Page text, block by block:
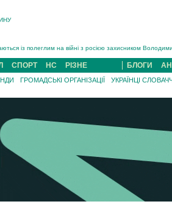
ТЦК на Закарпатті судитимуть за обвинуваченням у
попрощаються із захисником Богданом Югасом, який
захисника із Нанкова на Хустщині Юліана Гербея
з Виноградова Ігнат Роздяловський (ФОТО)...
ДТП за участі трьох авто постраждали 13 людей
ТЦК на Закарпатті судитимуть за обвинувачен...
СПОРТ НС РІЗНЕ БЛОГИ
ГРОМАДСЬКІ ОРГАНІЗАЦІЇ УКРАЇНЦІ